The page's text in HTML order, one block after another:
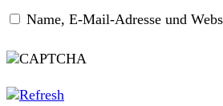
Name, E-Mail-Adresse und